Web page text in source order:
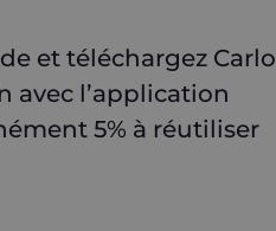
et téléchargez Carlo
avec l’application
5% à réutiliser